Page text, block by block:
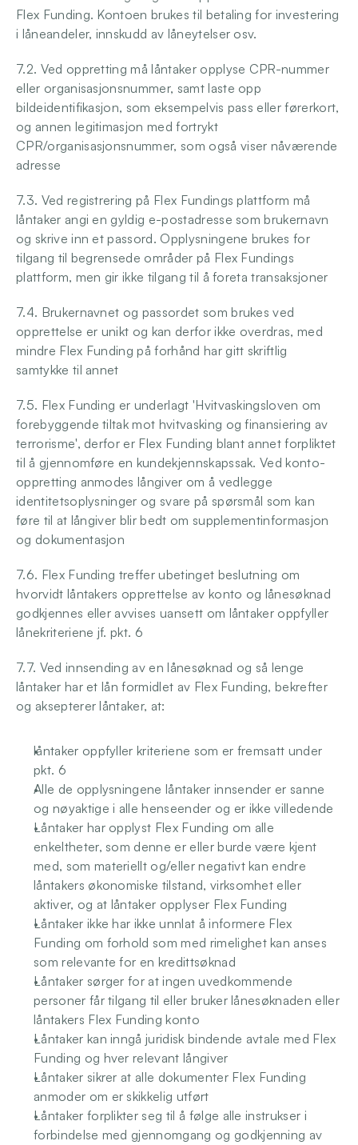
Flex Funding. Kontoen brukes til betaling for investering
i låneandeler, innskudd av låneytelser osv.
7.2. Ved oppretting må låntaker opplyse CPR-nummer
eller organisasjonsnummer, samt laste opp
bildeidentifikasjon, som eksempelvis pass eller førerkort,
og annen legitimasjon med fortrykt
CPR/organisasjonsnummer, som også viser nåværende
adresse
7.3. Ved registrering på Flex Fundings plattform må
låntaker angi en gyldig e-postadresse som brukernavn
og skrive inn et passord. Opplysningene brukes for
tilgang til begrensede områder på Flex Fundings
plattform, men gir ikke tilgang til å foreta transaksjoner
7.4. Brukernavnet og passordet som brukes ved
opprettelse er unikt og kan derfor ikke overdras, med
mindre Flex Funding på forhånd har gitt skriftlig
samtykke til annet
7.5. Flex Funding er underlagt 'Hvitvaskingsloven om
forebyggende tiltak mot hvitvasking og finansiering av
terrorisme', derfor er Flex Funding blant annet forpliktet
til å gjennomføre en kundekjennskapssak. Ved konto-
oppretting anmodes långiver om å vedlegge
identitetsoplysninger og svare på spørsmål som kan
føre til at långiver blir bedt om supplementinformasjon
og dokumentasjon
7.6. Flex Funding treffer ubetinget beslutning om
hvorvidt låntakers opprettelse av konto og lånesøknad
godkjennes eller avvises uansett om låntaker oppfyller
lånekriteriene jf. pkt. 6
7.7. Ved innsending av en lånesøknad og så lenge
låntaker har et lån formidlet av Flex Funding, bekrefter
og aksepterer låntaker, at:
låntaker oppfyller kriteriene som er fremsatt under
pkt. 6
Alle de opplysningene låntaker innsender er sanne
og nøyaktige i alle henseender og er ikke villedende
Låntaker har opplyst Flex Funding om alle
enkeltheter, som denne er eller burde være kjent
med, som materiellt og/eller negativt kan endre
låntakers økonomiske tilstand, virksomhet eller
aktiver, og at låntaker opplyser Flex Funding
Låntaker ikke har ikke unnlat å informere Flex
Funding om forhold som med rimelighet kan anses
som relevante for en kredittsøknad
Låntaker sørger for at ingen uvedkommende
personer får tilgang til eller bruker lånesøknaden eller
låntakers Flex Funding konto
Låntaker kan inngå juridisk bindende avtale med Flex
Funding og hver relevant långiver
Låntaker sikrer at alle dokumenter Flex Funding
anmoder om er skikkelig utført
Låntaker forplikter seg til å følge alle instrukser i
forbindelse med gjennomgang og godkjenning av